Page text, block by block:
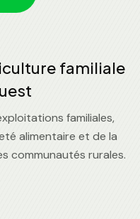
familiale
familiales,
alimentaire et de la
communautés rurales.